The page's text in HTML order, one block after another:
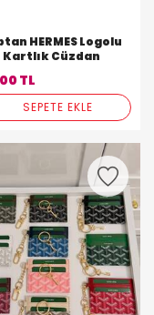
HERMES Logolu
Kartlık Cüzdan
TL
SEPETE EKLE